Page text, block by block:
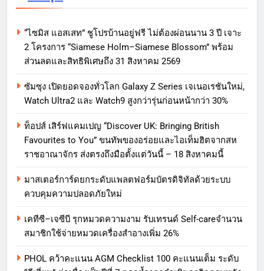
“ไซมิส แอสเสท” ชูโปรบ้านอยู่ฟรี ไม่ต้องผ่อนนาน 3 ปี เจาะ
2 โครงการ “Siamese Holm–Siamese Blossom” พร้อม
ส่วนลดและสิทธิพิเศษถึง 31 สิงหาคม 2569
ซัมซุง เปิดยอดจองทั่วโลก Galaxy Z Series เจเนอเรชันใหม่,
Watch Ultra2 และ Watch9 สูงกว่ารุ่นก่อนหน้ากว่า 30%
ท็อปส์ เสิร์ฟแคมเปญ “Discover UK: Bringing British
Favourites to You” ขนทัพของอร่อยและไอเท็มฮิตจากสห
ราชอาณาจักร ส่งตรงถึงมือตั้งแต่วันนี้ – 18 สิงหาคมนี้
มาสเตอร์การ์ดยกระดับแพลตฟอร์มบัตรดิจิทัลด้วยระบบ
ควบคุมความปลอดภัยใหม่
เคทีซี–เจซีบี รุกหมวดความงาม รับเทรนด์ Self-careจำนวน
สมาชิกใช้จ่ายหมวดเครื่องสำอางเพิ่ม 26%
PHOL คว้าคะแนน AGM Checklist 100 คะแนนเต็ม ระดับ